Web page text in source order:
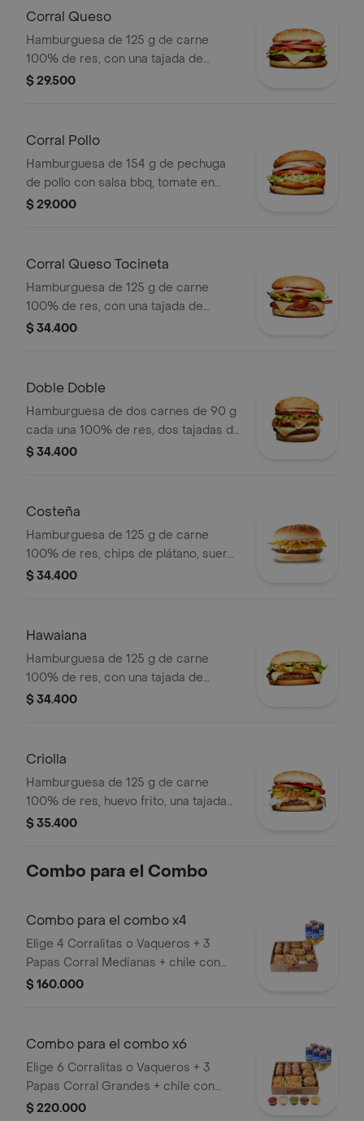
Corral Queso
Hamburguesa de 125 g de carne
100% de res, con una tajada de
queso tipo mozzarella, tomate en
mostaza
$ 29.500
Corral Pollo
Hamburguesa de 154 g de pechuga
de pollo con salsa bbq, tomate en
rodajas, cebolla en rodajas, lechuga y
$ 29.000
Corral Queso Tocineta
Hamburguesa de 125 g de carne
100% de res, con una tajada de
queso tipo mozzarella, tocineta,
$ 34.400
Doble Doble
Hamburguesa de dos carnes de 90 g
cada una 100% de res, dos tajadas de
queso tipo mozzarella, cebolla grillé,
$ 34.400
Costeña
Hamburguesa de 125 g de carne
100% de res, chips de plátano, suero,
queso costeño rallado y salsa blanca
$ 34.400
Hawaiana
Hamburguesa de 125 g de carne
100% de res, con una tajada de
queso tipo mozzarella, piña, lechuga,
$ 34.400
Criolla
Hamburguesa de 125 g de carne
100% de res, huevo frito, una tajada
de queso tipo mozzarella, cebolla
$ 35.400
Combo para el Combo
Combo para el combo x4
Elige 4 Corralitas o Vaqueros + 3
Papas Corral Medianas + chile con
carne, guacamole, queso cheddar,
$ 160.000
Combo para el combo x6
Elige 6 Corralitas o Vaqueros + 3
Papas Corral Grandes + chile con
carne, guacamole, queso cheddar,
$ 220.000